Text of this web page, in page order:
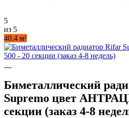
5
из 5
40.4 м²
Биметаллический
Supremo цвет
секции (заказ 4-8